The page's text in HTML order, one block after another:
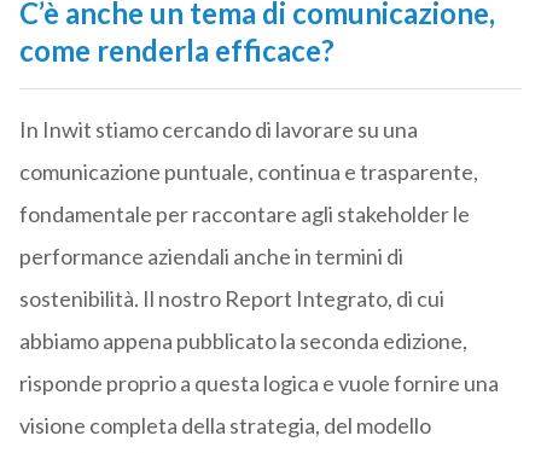
C’è anche un tema di comunicazione,
come renderla efficace?
In Inwit stiamo cercando di lavorare su una
comunicazione puntuale, continua e trasparente,
fondamentale per raccontare agli stakeholder le
performance aziendali anche in termini di
sostenibilità. Il nostro Report Integrato, di cui
abbiamo appena pubblicato la seconda edizione,
risponde proprio a questa logica e vuole fornire una
visione completa della strategia, del modello